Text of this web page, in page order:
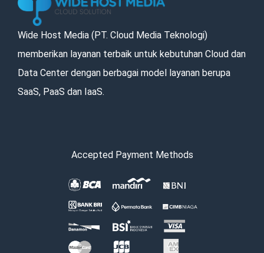
Wide Host Media (PT. Cloud Media Teknologi)
memberikan layanan terbaik untuk kebutuhan Cloud dan
Data Center dengan berbagai model layanan berupa
SaaS, PaaS dan IaaS.
Accepted Payment Methods